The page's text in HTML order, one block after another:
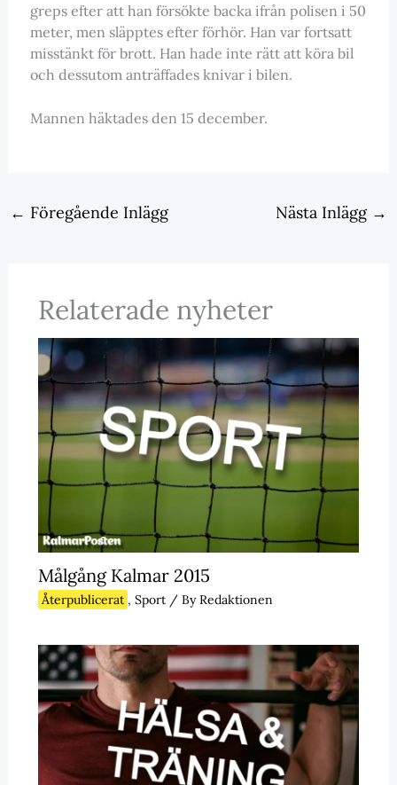
greps efter att han försökte backa ifrån polisen i 50
meter, men släpptes efter förhör. Han var fortsatt
misstänkt för brott. Han hade inte rätt att köra bil
och dessutom anträffades knivar i bilen.
Mannen häktades den 15 december.
← Föregående Inlägg Nästa Inlägg →
Relaterade nyheter
Målgång Kalmar 2015
Återpublicerat , Sport/ ByRedaktionen